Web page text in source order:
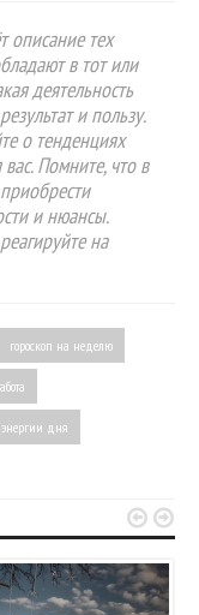
описание тех
в тот или
деятельность
и пользу.
о тенденциях
Помните, что в
и нюансы.
на
гороскоп на неделю
энергии дня
 